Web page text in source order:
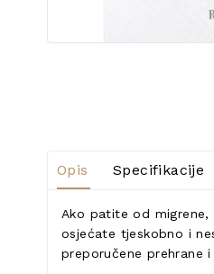
Opis Specifikacije
Ako patite od
osjećate tjeskobno i
preporučene prehrane